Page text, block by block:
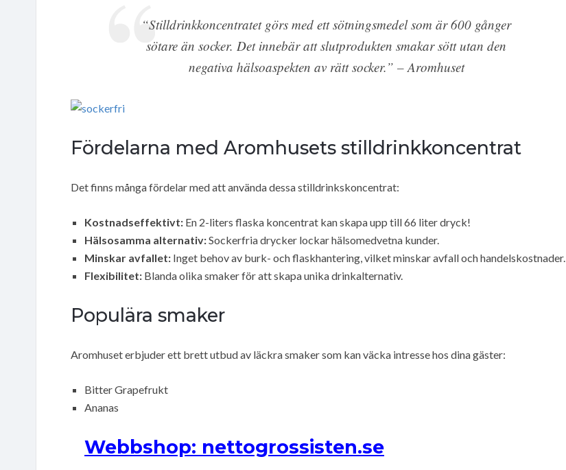
“Stilldrinkkoncentratet görs med ett sötningsmedel som är 600 gånger
sötare än socker. Det innebär att slutprodukten smakar sött utan den
negativa hälsoaspekten av rätt socker.” – Aromhuset
Fördelarna med Aromhusets stilldrinkkoncentrat
Det finns många fördelar med att använda dessa stilldrinkskoncentrat:
Kostnadseffektivt: En 2-liters flaska koncentrat kan skapa upp till 66 liter dryck!
Hälsosamma alternativ:Sockerfria drycker lockar hälsomedvetna kunder.
Minskar avfallet: Inget behov av burk- och flaskhantering, vilket minskar avfall och handelskostnader.
Flexibilitet: Blanda olika smaker för att skapa unika drinkalternativ.
Populära smaker
Aromhuset erbjuder ett brett utbud av läckra smaker som kan väcka intresse hos dina gäster:
Bitter Grapefrukt
Ananas
Webbshop: nettogrossisten.se